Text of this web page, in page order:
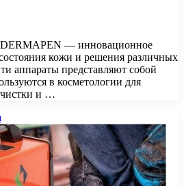
— инновационное
кожи и решения различных
аппараты представляют собой
в косметологии для
чистки и …